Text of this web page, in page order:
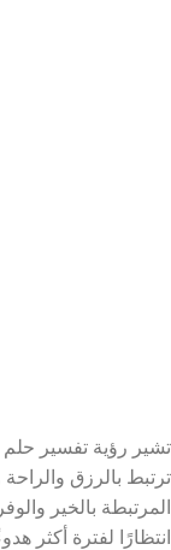
تشير رؤية تفسير حلم
ترتبط بالرزق
المرتبطة بالخير
انتظارًا لفترة أكثر